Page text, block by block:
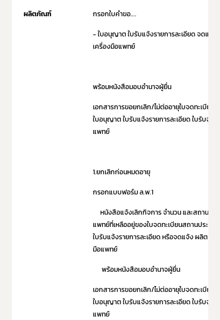
ผลิตภัณฑ์
กรอกใบคำขอ....
- ใบอนุญาต ใบรับแจ้งรายการละเอียด จดแจ้ง
เครื่องมือแพทย์
พร้อมหนังสือมอบอำนาจผู้ยื่น
เอกสารการขอยกเลิก/ไม่ต่ออายุใบจดทะเบียน
ใบอนุญาต ใบรับแจ้งรายการละเอียด ใบรับจด
แพทย์
1.ยกเลิกก่อนหมดอายุ
กรอกแบบฟอร์ม ล.พ.1
หนังสือแจ้งเลิกกิจการ จำนวน และสถานที่เ
แพทย์ที่เหลืออยู่ของใบจดทะเบียนสถานประก
ใบรับแจ้งรายการละเอียด หรือจดแจ้ง ผลิต /นำ
มือแพทย์
พร้อมหนังสือมอบอำนาจผู้ยื่น
เอกสารการขอยกเลิก/ไม่ต่ออายุใบจดทะเบียน
ใบอนุญาต ใบรับแจ้งรายการละเอียด ใบรับจด
แพทย์